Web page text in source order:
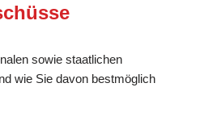
sowie staatlichen
wie Sie davon bestmöglich